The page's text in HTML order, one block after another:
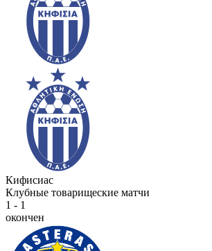
Кифисиас
Клубные товарищеские матчи
1 - 1
окончен